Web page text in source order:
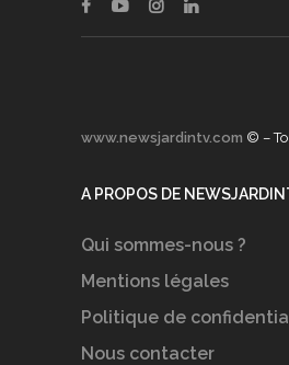
www.newsjardintv.com © –
A PROPOS DE
Qui sommes-nous ?
Mentions légales
Politique de
Nous contacter